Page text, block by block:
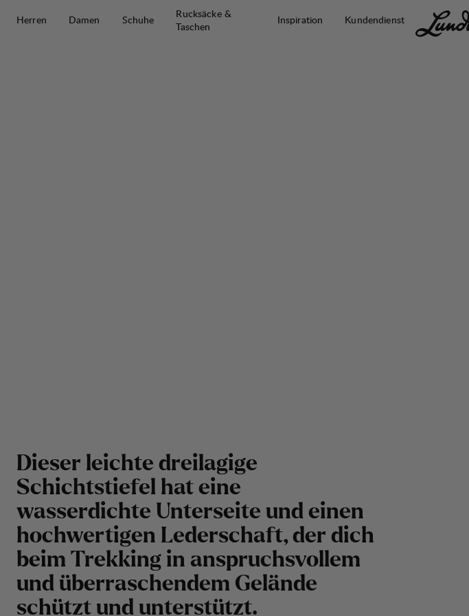
Herren
Damen Schuhe
Rucksäcke &
Taschen
Inspiration Kundendienst
Dieser leichte dreilagige
Schichtstiefel hat eine
wasserdichte Unterseite und einen
hochwertigen Lederschaft, der dich
beim Trekking in anspruchsvollem
und überraschendem Gelände
schützt und unterstützt.